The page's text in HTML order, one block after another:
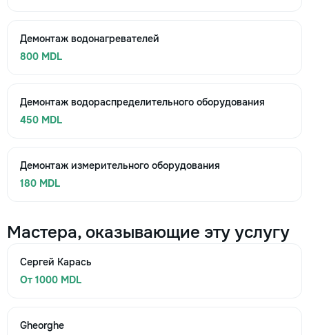
Демонтаж водонагревателей
800 MDL
Демонтаж водораспределительного оборудования
450 MDL
Демонтаж измерительного оборудования
180 MDL
Мастера, оказывающие эту услугу
Сергей Карась
От 1000 MDL
Gheorghe